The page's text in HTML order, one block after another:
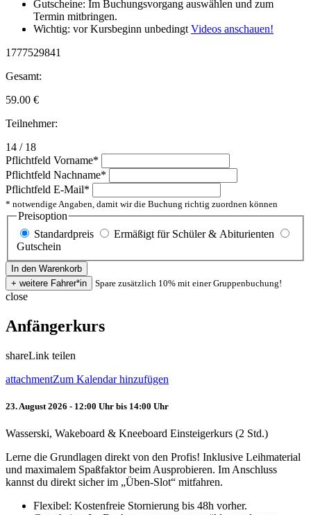
Gutscheine: Im Buchungsvorgang auswählen und zum
Termin mitbringen.
Wichtig: vor Kursbeginn unbedingtVideos anschauen!
1777529841
Gesamt:
59.00 €
Teilnehmer:
14 / 18
Pflichtfeld Vorname*
Pflichtfeld Nachname*
Pflichtfeld E-Mail*
* notwendige Angaben, damit wir die Buchung richtig zuordnen können
Preisoption
Standardpreis
Ermäßigt für Schüler & Abiturienten
Gutschein
Spare zusätzlich 10% mit einer Gruppenbuchung!
close
Anfängerkurs
shareLink teilen
attachmentZum Kalendar hinzufügen
23. August 2026 - 12:00 Uhr bis 14:00 Uhr
Wasserski, Wakeboard & Kneeboard Einsteigerkurs (2 Std.)
Lerne die Grundlagen direkt von den Profis! Inklusive Leihmaterial
und maximalem Spaßfaktor beim Ausprobieren. Im Anschluss
kannst du direkt sicher im „Üben-Slot“ mitfahren.
Flexibel: Kostenfreie Stornierung bis 48h vorher.